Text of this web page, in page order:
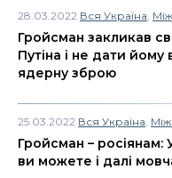
28.03.2022 Вся Україна
Гройсман закликав
Путіна і не дати йому
ядерну зброю
25.03.2022 Вся Україна
Гройсман –
ви можете і далі